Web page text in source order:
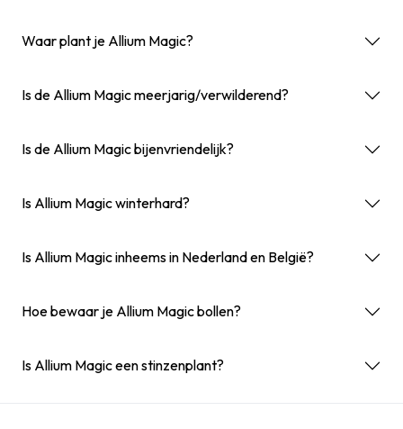
Waar plant je Allium Magic?
Is de Allium Magic meerjarig/verwilderend?
Is de Allium Magic bijenvriendelijk?
Is Allium Magic winterhard?
Is Allium Magic inheems in Nederland en België?
Hoe bewaar je Allium Magic bollen?
Is Allium Magic een stinzenplant?